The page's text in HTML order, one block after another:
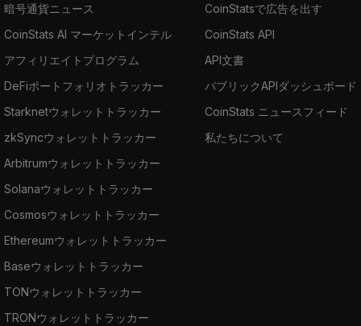
暗号通貨ニュース
CoinStats AI マーケットインテル
アフィリエイトプログラム
DeFiポートフォリオトラッカー
Starknetウォレットトラッカー
zkSyncウォレットトラッカー
Arbitrumウォレットトラッカー
Solanaウォレットトラッカー
Cosmosウォレットトラッカー
Ethereumウォレットトラッカー
Baseウォレットトラッカー
TONウォレットトラッカー
TRONウォレットトラッカー
CoinStatsで広告を出す
CoinStats API
API文書
パブリックAPIダッシュボード
CoinStats ニュースフィード
私たちについて